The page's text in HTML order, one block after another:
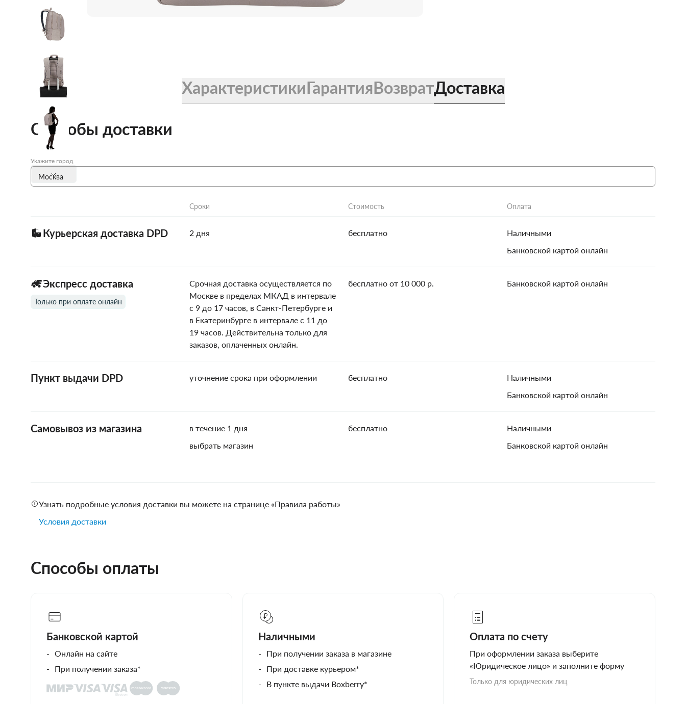
Купить подарочную карту
Подарочная карта
ХарактеристикиГарантияВозвратДоставка
Способы доставки
Укажите город
Сроки Стоимость Оплата
Курьерская доставка DPD 2 дня бесплатно
Наличными
Банковской картой онлайн
Экспресс доставка
Только при оплате онлайн
Срочная доставка осуществляется по
Москве в пределах МКАД в интервале
с 9 до 17 часов, в Санкт-Петербурге и
в Екатеринбурге в интервале с 11 до
19 часов. Действительна только для
заказов, оплаченных онлайн.
бесплатно от 10 000 р. Банковской картой онлайн
Пункт выдачи DPD уточнение срока при оформлении бесплатно
Наличными
Банковской картой онлайн
Самовывоз из магазина
в течение 1 дня
выбрать магазин
бесплатно
Наличными
Банковской картой онлайн
Узнать подробные условия доставки вы можете на странице «Правила работы»
Условия доставки
Способы оплаты
Банковской картой
Онлайн на сайте
При получении заказа*
Наличными
При получении заказа в магазине
При доставке курьером*
В пункте выдачи Boxberry*
Оплата по счету
При оформлении заказа выберите
«Юридическое лицо» и заполните форму
Только для юридических лиц